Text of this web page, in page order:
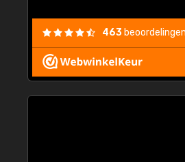
463 beoordelingen